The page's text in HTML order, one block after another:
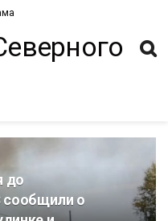
до
сообщили о